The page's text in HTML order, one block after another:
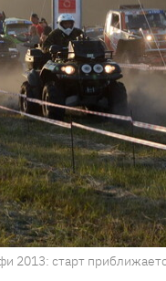
2013: старт